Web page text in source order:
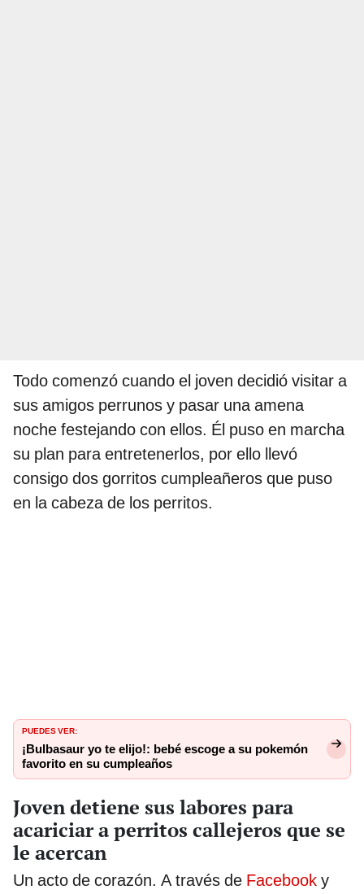
Todo comenzó cuando el joven decidió visitar a
sus amigos perrunos y pasar una amena
noche festejando con ellos. Él puso en marcha
su plan para entretenerlos, por ello llevó
consigo dos gorritos cumpleañeros que puso
en la cabeza de los perritos.
PUEDES VER:
¡Bulbasaur yo te elijo!: bebé escoge a su pokemón
favorito en su cumpleaños
Joven detiene sus labores para
acariciar a perritos callejeros que se
le acercan
Un acto de corazón. A través de Facebook y